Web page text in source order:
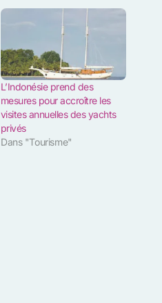
L’Indonésie prend des
mesures pour accroître les
visites annuelles des yachts
privés
Dans "Tourisme"